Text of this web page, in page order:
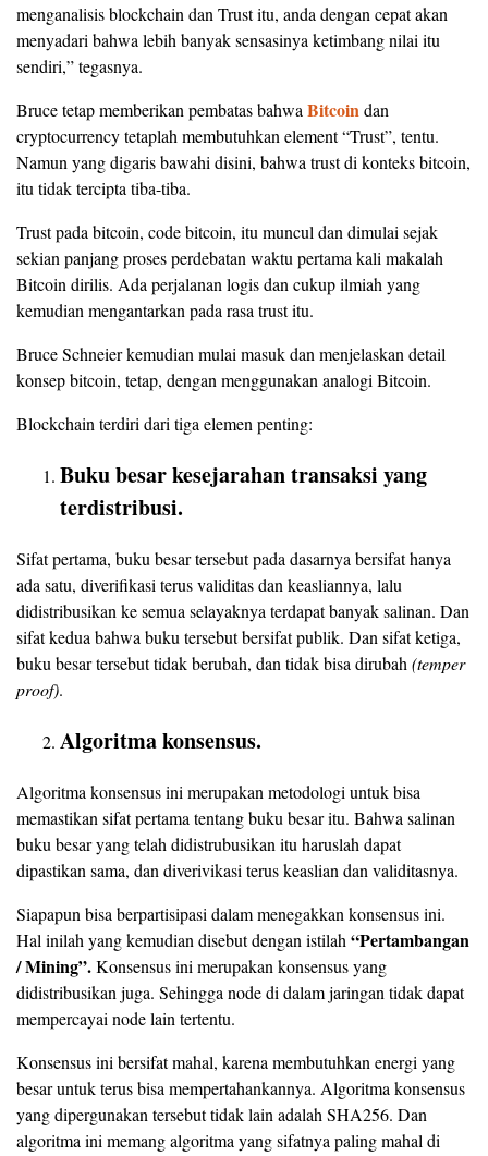
menganalisis blockchain dan Trust itu, anda dengan cepat akan
menyadari bahwa lebih banyak sensasinya ketimbang nilai itu
sendiri,” tegasnya.
Bruce tetap memberikan pembatas bahwa Bitcoindan
cryptocurrency tetaplah membutuhkan element “Trust”, tentu.
Namun yang digaris bawahi disini, bahwa trust di konteks bitcoin,
itu tidak tercipta tiba-tiba.
Trust pada bitcoin, code bitcoin, itu muncul dan dimulai sejak
sekian panjang proses perdebatan waktu pertama kali makalah
Bitcoin dirilis. Ada perjalanan logis dan cukup ilmiah yang
kemudian mengantarkan pada rasa trust itu.
Bruce Schneier kemudian mulai masuk dan menjelaskan detail
konsep bitcoin, tetap, dengan menggunakan analogi Bitcoin.
Blockchain terdiri dari tiga elemen penting:
Buku besar kesejarahan transaksi yang
terdistribusi.
Sifat pertama, buku besar tersebut pada dasarnya bersifat hanya
ada satu, diverifikasi terus validitas dan keasliannya, lalu
didistribusikan ke semua selayaknya terdapat banyak salinan. Dan
sifat kedua bahwa buku tersebut bersifat publik. Dan sifat ketiga,
buku besar tersebut tidak berubah, dan tidak bisa dirubah (temper
proof).
Algoritma konsensus.
Algoritma konsensus ini merupakan metodologi untuk bisa
memastikan sifat pertama tentang buku besar itu. Bahwa salinan
buku besar yang telah didistrubusikan itu haruslah dapat
dipastikan sama, dan diverivikasi terus keaslian dan validitasnya.
Siapapun bisa berpartisipasi dalam menegakkan konsensus ini.
Hal inilah yang kemudian disebut dengan istilah “Pertambangan
/ Mining”.Konsensus ini merupakan konsensus yang
didistribusikan juga. Sehingga node di dalam jaringan tidak dapat
mempercayai node lain tertentu.
Konsensus ini bersifat mahal, karena membutuhkan energi yang
besar untuk terus bisa mempertahankannya. Algoritma konsensus
yang dipergunakan tersebut tidak lain adalah SHA256. Dan
algoritma ini memang algoritma yang sifatnya paling mahal di